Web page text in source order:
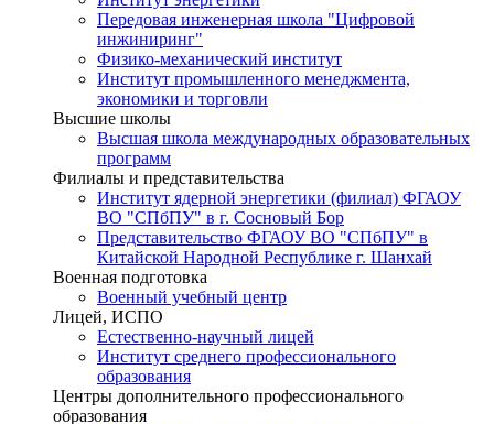
Передовая инженерная школа "Цифровой
инжиниринг"
Физико-механический институт
Институт промышленного менеджмента,
экономики и торговли
Высшие школы
Высшая школа международных образовательных
программ
Филиалы и представительства
Институт ядерной энергетики (филиал) ФГАОУ
ВО "СПбПУ" в г. Сосновый Бор
Представительство ФГАОУ ВО "СПбПУ" в
Китайской Народной Республике г. Шанхай
Военная подготовка
Военный учебный центр
Лицей, ИСПО
Естественно-научный лицей
Институт среднего профессионального
образования
Центры дополнительного профессионального
образования